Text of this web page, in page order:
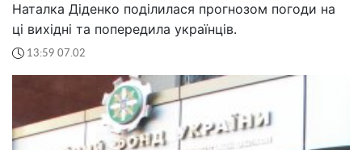
Наталка Діденко поділилася прогнозом погоди на
ці вихідні та попередила українців.
13:59 07.02